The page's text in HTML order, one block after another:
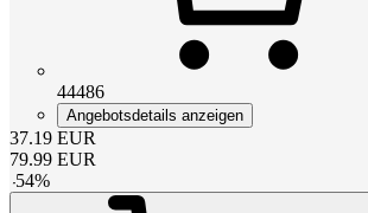
44486
Angebotsdetails anzeigen
37.19 EUR
79.99 EUR
-54%